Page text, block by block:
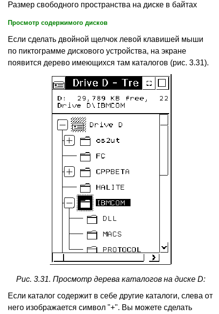
Размер свободного пространства на диске в байтах
Просмотр содержимого дисков
Если сделать двойной щелчок левой клавишей мыши
по пиктограмме дискового устройства, на экране
появится дерево имеющихся там каталогов (рис. 3.31).
Рис. 3.31. Просмотр дерева каталогов на диске D:
Если каталог содержит в себе другие каталоги, слева от
него изображается символ "+". Вы можете сделать